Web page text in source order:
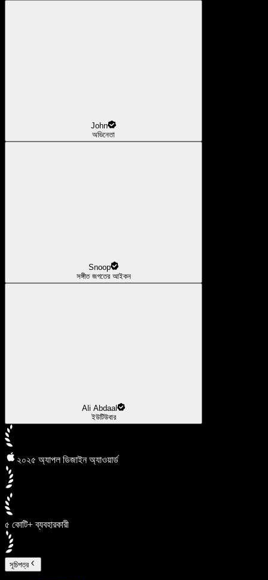
John
অভিনেতা
Snoop
সঙ্গীত জগতের আইকন
Ali Abdaal
ইউটিউবার
২০২৫ অ্যাপল ডিজাইন অ্যাওয়ার্ড
৫ কোটি+ ব্যবহারকারী
সূচিপত্র